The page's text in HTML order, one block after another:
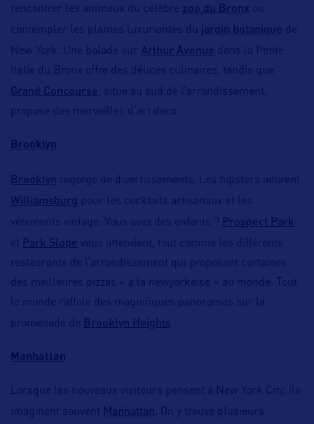
rencontrer les animaux du célèbre zoo du Bronx ou
contempler les plantes luxuriantes du jardin botanique de
New York. Une balade sur Arthur Avenue dans la Petite
Italie du Bronx offre des délices culinaires, tandis que
Grand Concourse
, situé au sud de l’arrondissement,
propose des merveilles d’art déco.
Brooklyn
Brooklyn regorge de divertissements. Les hipsters adorent
Williamsburg pour les cocktails artisanaux et les
vêtements vintage. Vous avez des enfants ? Prospect Park
et Park Slope vous attendent, tout comme les différents
restaurants de l’arrondissement qui proposent certaines
des meilleures pizzas « à la newyorkaise » au monde. Tout
le monde raffole des magnifiques panoramas sur la
promenade de Brooklyn Heights
Manhattan
Lorsque les nouveaux visiteurs pensent à New York City, ils
imaginent souvent Manhattan
. On y trouve plusieurs